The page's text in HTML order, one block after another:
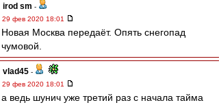
irod sm -
29 фев 2020 18:01
Новая Москва передаёт. Опять снегопад
чумовой.
vlad45 -
29 фев 2020 18:01
а ведь шунич уже третий раз с начала тайма